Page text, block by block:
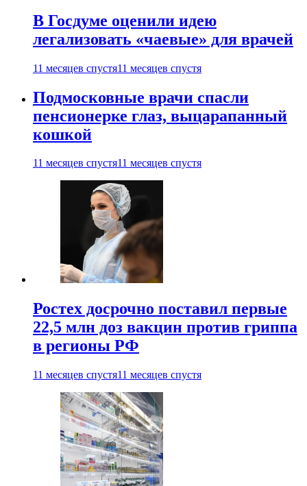
В Госдуме оценили идею
легализовать «чаевые» для врачей
11 месяцев спустя11 месяцев спустя
Подмосковные врачи спасли
пенсионерке глаз, выцарапанный
кошкой
11 месяцев спустя11 месяцев спустя
Ростех досрочно поставил первые
22,5 млн доз вакцин против гриппа
в регионы РФ
11 месяцев спустя11 месяцев спустя